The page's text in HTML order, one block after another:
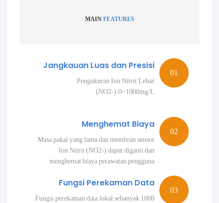
MAIN FEATURES
Jangkauan Luas dan Presisi
Pengukuran Ion Nitrit Lebar
(NO2-):0~1000mg/L
Menghemat Biaya
Masa pakai yang lama dan membran sensor
Ion Nitrit (NO2-) dapat diganti dan
menghemat biaya perawatan pengguna
Fungsi Perekaman Data
Fungsi perekaman data lokal sebanyak 1000